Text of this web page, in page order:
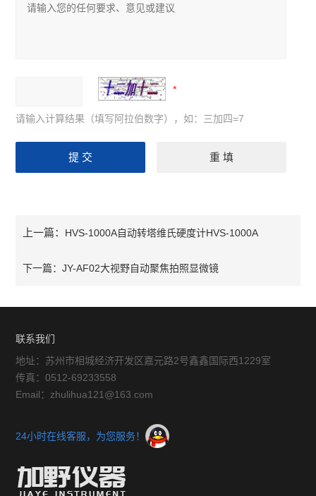
请输入计算结果（填写阿拉伯数字），如：三加四=7
上一篇： HVS-1000A自动转塔维氏硬度计HVS-1000A
下一篇：JY-AF02大视野自动聚焦拍照显微镜
联系我们
地址：苏州市相城经济开发区嘉元路2号鑫鑫国际西1229室
传真：0512-69233558
Email：zhulihua121@163.com
24小时在线客服，为您服务！